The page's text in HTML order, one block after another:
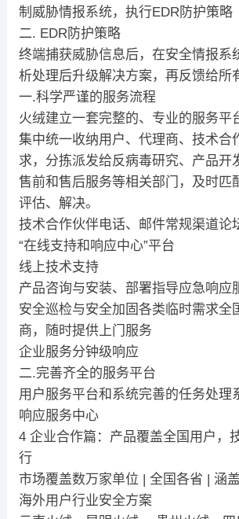
制威胁情报系统，执行EDR防护策略
二. EDR防护策略
终端捕获威胁信息后，在安全情报系
析处理后升级解决方案，再反馈给所
一.科学严谨的服务流程
火绒建立一套完整的、专业的服务平
集中统一收纳用户、代理商、技术合
求，分拣派发给反病毒研究、产品开
售前和售后服务等相关部门，及时匹
评估、解决。
技术合作伙伴电话、邮件常规渠道论
“在线支持和响应中心”平台
线上技术支持
产品咨询与安装、部署指导应急响应
安全巡检与安全加固各类临时需求全
商，随时提供上门服务
企业服务分钟级响应
二.完善齐全的服务平台
用户服务平台和系统完善的任务处理
响应服务中心
4 企业合作篇：产品覆盖全国用户，
行
市场覆盖数万家单位 | 全国各省 | 涵
海外用户行业安全方案